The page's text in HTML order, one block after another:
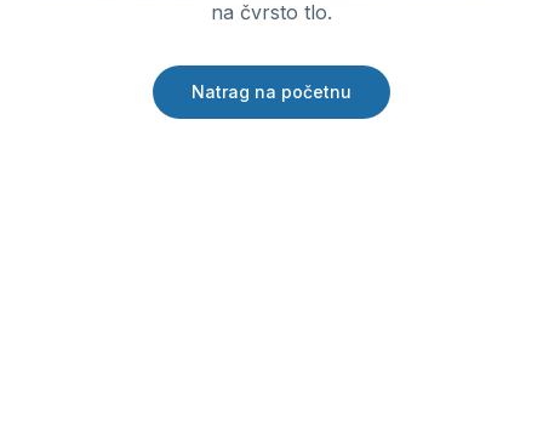
na čvrsto tlo.
Natrag na početnu